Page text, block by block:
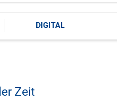
DIGITAL
Zeit